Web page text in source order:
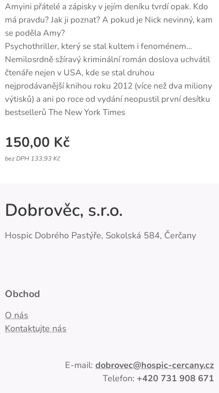
Amyini přátelé a zápisky v jejím deníku tvrdí opak. Kdo
má pravdu? Jak ji poznat? A pokud je Nick nevinný, kam
se poděla Amy?
Psychothriller, který se stal kultem i fenoménem...
Nemilosrdně sžíravý kriminální román doslova uchvátil
čtenáře nejen v USA, kde se stal druhou
nejprodávanější knihou roku 2012 (více než dva miliony
výtisků) a ani po roce od vydání neopustil první desítku
bestsellerů The New York Times
150,00 Kč
bez DPH 133,93 Kč
Dobrověc, s.r.o.
Hospic Dobrého Pastýře, Sokolská 584, Čerčany
Obchod
O nás
Kontaktujte nás
E-mail: dobrovec@hospic-cercany.cz
Telefon: +420 731 908 671